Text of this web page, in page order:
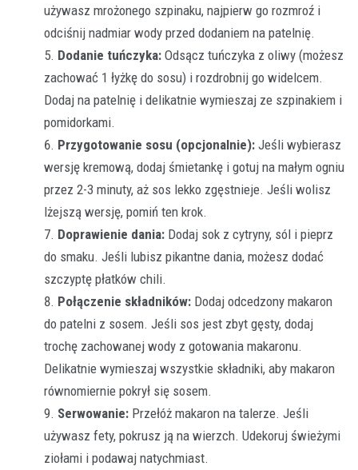
używasz mrożonego szpinaku, najpierw go rozmroź i
odciśnij nadmiar wody przed dodaniem na patelnię.
Dodanie tuńczyka: Odsącz tuńczyka z oliwy (możesz
zachować 1 łyżkę do sosu) i rozdrobnij go widelcem.
Dodaj na patelnię i delikatnie wymieszaj ze szpinakiem i
pomidorkami.
Przygotowanie sosu (opcjonalnie): Jeśli wybierasz
wersję kremową, dodaj śmietankę i gotuj na małym ogniu
przez 2-3 minuty, aż sos lekko zgęstnieje. Jeśli wolisz
lżejszą wersję, pomiń ten krok.
Doprawienie dania: Dodaj sok z cytryny, sól i pieprz
do smaku. Jeśli lubisz pikantne dania, możesz dodać
szczyptę płatków chili.
Połączenie składników: Dodaj odcedzony makaron
do patelni z sosem. Jeśli sos jest zbyt gęsty, dodaj
trochę zachowanej wody z gotowania makaronu.
Delikatnie wymieszaj wszystkie składniki, aby makaron
równomiernie pokrył się sosem.
Serwowanie: Przełóż makaron na talerze. Jeśli
używasz fety, pokrusz ją na wierzch. Udekoruj świeżymi
ziołami i podawaj natychmiast.